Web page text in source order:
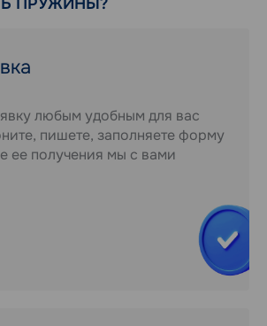
любым удобным для вас
пишете, заполняете форму
ее получения мы с вами